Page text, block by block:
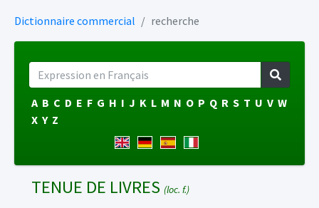
Dictionnaire commercial recherche
A B C D E F G H I J K L M N O P Q R S T U V W
X Y Z
TENUE DE LIVRES (loc. f.)